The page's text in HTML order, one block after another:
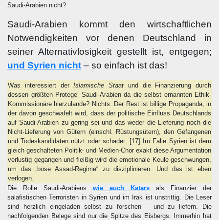
Saudi-Arabien nicht?
Saudi-Arabien kommt den wirtschaftlichen
Notwendigkeiten vor denen Deutschland in
seiner Alternativlosigkeit gestellt ist, entgegen;
und Syrien nicht – so einfach ist das!
Was interessiert derIslamische Staat und die Finanzierung durch
dessen größten Protege‘ Saudi-Arabien da die selbst ernannten Ethik-
Kommissionäre hierzulande? Nichts. Der Rest ist billige Propaganda, in
der davon geschwafelt wird, dass der politische Einfluss Deutschlands
auf Saudi-Arabien zu gering sei und das weder die Lieferung noch die
Nicht-Lieferung von Gütern (einschl. Rüstungsütern), den Gefangenen
und Todeskandidaten nützt oder schadet. [17]
Im Falle Syrien ist dem
gleich geschalteten Politik- und Medien-Chor exakt diese Argumentation
verlustig gegangen und fleißig wird die emotionale Keule geschwungen,
um das „böse Assad-Regime“ zu disziplinieren. Und das ist eben
verlogen.
Die Rolle Saudi-Arabiens wie auch Katars als Finanzier der
salafistischen Terroristen in Syrien und im Irak ist unstrittig. Die Leser
sind herzlich eingeladen selbst zu forschen – und zu liefern. Die
nachfolgenden Belege sind nur die Spitze des Eisbergs. Immerhin hat